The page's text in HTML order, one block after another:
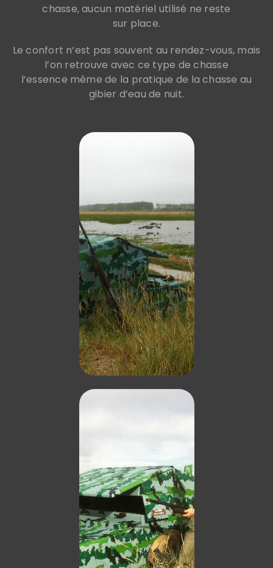
chasse, aucun matériel utilisé ne reste
sur place.
Le confort n’est pas souvent au rendez-vous, mais
l’on retrouve avec ce type de chasse
l’essence même de la pratique de la chasse au
gibier d’eau de nuit.